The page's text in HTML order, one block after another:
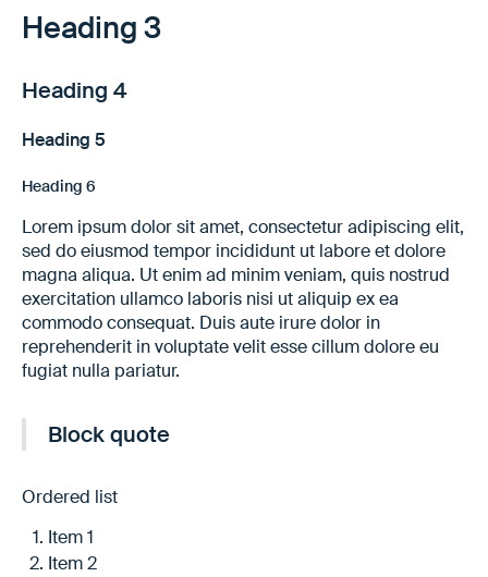
Heading 3
Heading 4
Heading 5
Heading 6
Lorem ipsum dolor sit amet, consectetur adipiscing elit,
sed do eiusmod tempor incididunt ut labore et dolore
magna aliqua. Ut enim ad minim veniam, quis nostrud
exercitation ullamco laboris nisi ut aliquip ex ea
commodo consequat. Duis aute irure dolor in
reprehenderit in voluptate velit esse cillum dolore eu
fugiat nulla pariatur.
Block quote
Ordered list
Item 1
Item 2